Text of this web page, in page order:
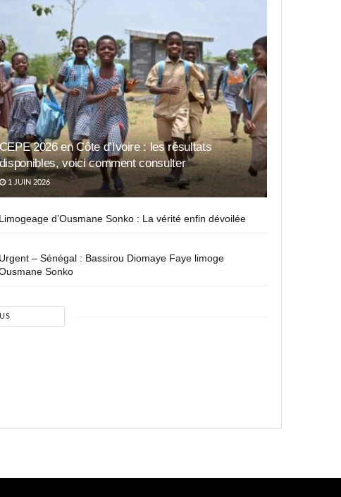
2026 en Côte d’Ivoire : les résultats
voici comment consulter
1 JUIN 2026
Limogeage d’Ousmane Sonko : La vérité enfin dévoilée
Urgent – Sénégal : Bassirou Diomaye Faye limoge
Sonko